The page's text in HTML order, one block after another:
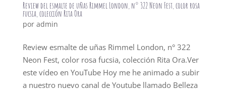
Review del esmalte de uñas Rimmel London, n° 322 Neon Fest, color rosa
fucsia, colección Rita Ora
por admin
Review esmalte de uñas Rimmel London, n° 322
Neon Fest, color rosa fucsia, colección Rita Ora.Ver
este vídeo en YouTube Hoy me he animado a subir
a nuestro nuevo canal de Youtube llamado Belleza